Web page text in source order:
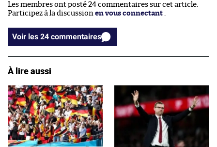
Les membres ont posté 24 commentaires sur cet article.
Participez à la discussion en vous connectant
Voir les 24 commentaires
À lire aussi